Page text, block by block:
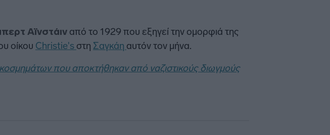
Αϊνστάιν από το 1929 που εξηγεί την ομορφιά της
οίκου Christie's στη Σαγκάη αυτόν τον μήνα.
που αποκτήθηκαν από ναζιστικούς διωγμούς